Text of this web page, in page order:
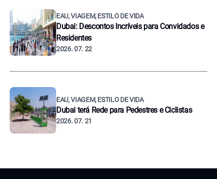
EAU, VIAGEM, ESTILO DE VIDA
Dubai: Descontos Incríveis para Convidados e
Residentes
2026. 07. 22
EAU, VIAGEM, ESTILO DE VIDA
Dubai terá Rede para Pedestres e Ciclistas
2026. 07. 21